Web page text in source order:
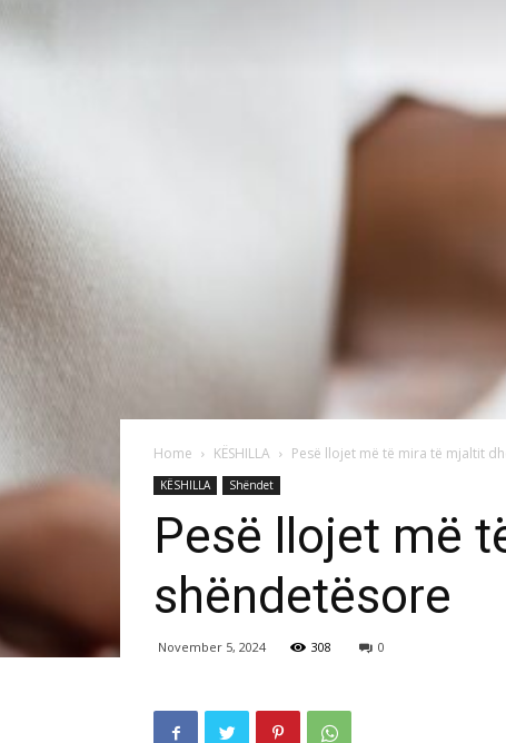
Home KËSHILLA Pesë llojet më të mira të mjaltit
KËSHILLA Shëndet
Pesë llojet më
shëndetësore
November 5, 2024 308 0